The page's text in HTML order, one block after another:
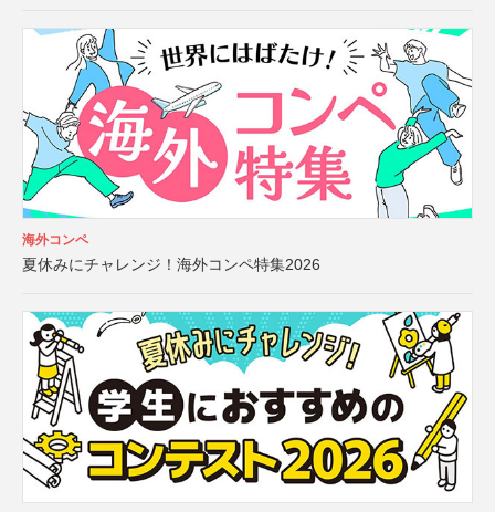
海外コンペ
夏休みにチャレンジ！海外コンペ特集2026